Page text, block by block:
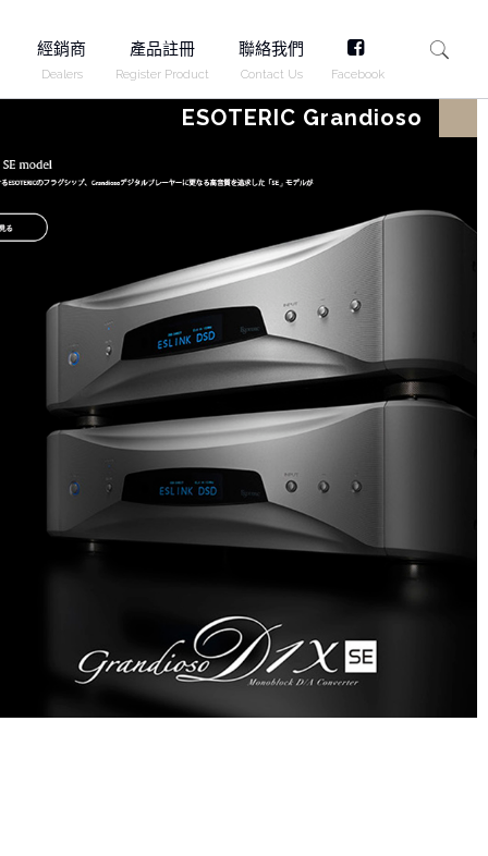
經銷商
Dealers
產品註冊
Register Product
聯絡我們
Contact Us
FB
Facebook
ESOTERIC Grandioso